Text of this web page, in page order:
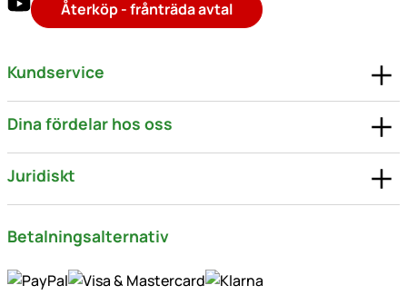
Kundservice
Dina fördelar hos oss
Juridiskt
Betalningsalternativ
Transportpartners